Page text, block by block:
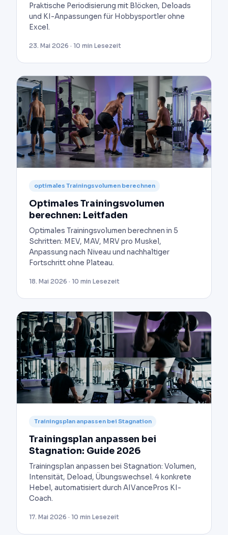
Praktische Periodisierung mit Blöcken, Deloads
und KI-Anpassungen für Hobbysportler ohne
Excel.
23. Mai 2026 · 10 min Lesezeit
optimales Trainingsvolumen berechnen
Optimales Trainingsvolumen
berechnen: Leitfaden
Optimales Trainingsvolumen berechnen in 5
Schritten: MEV, MAV, MRV pro Muskel,
Anpassung nach Niveau und nachhaltiger
Fortschritt ohne Plateau.
18. Mai 2026 · 10 min Lesezeit
Trainingsplan anpassen bei Stagnation
Trainingsplan anpassen bei
Stagnation: Guide 2026
Trainingsplan anpassen bei Stagnation: Volumen,
Intensität, Deload, Übungswechsel. 4 konkrete
Hebel, automatisiert durch AIVancePros KI-
Coach.
17. Mai 2026 · 10 min Lesezeit